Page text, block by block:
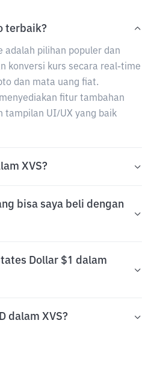
terbaik?
adalah pilihan populer dan
konversi kurs secara real-time
dan mata uang fiat.
fitur tambahan
tampilan UI/UX yang baik
XVS?
bisa saya beli dengan
Dollar $1 dalam
dalam XVS?